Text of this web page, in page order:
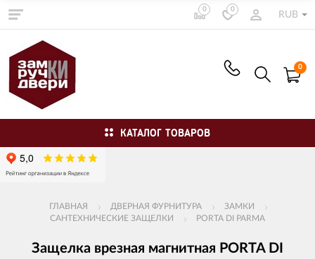
0 0
RUB
0
КАТАЛОГ ТОВАРОВ
ГЛАВНАЯ ДВЕРНАЯ ФУРНИТУРА
ЗАМКИ
САНТЕХНИЧЕСКИЕ ЗАЩЕЛКИ
PORTA DI PARMA
Защелка врезная магнитная PORTA DI